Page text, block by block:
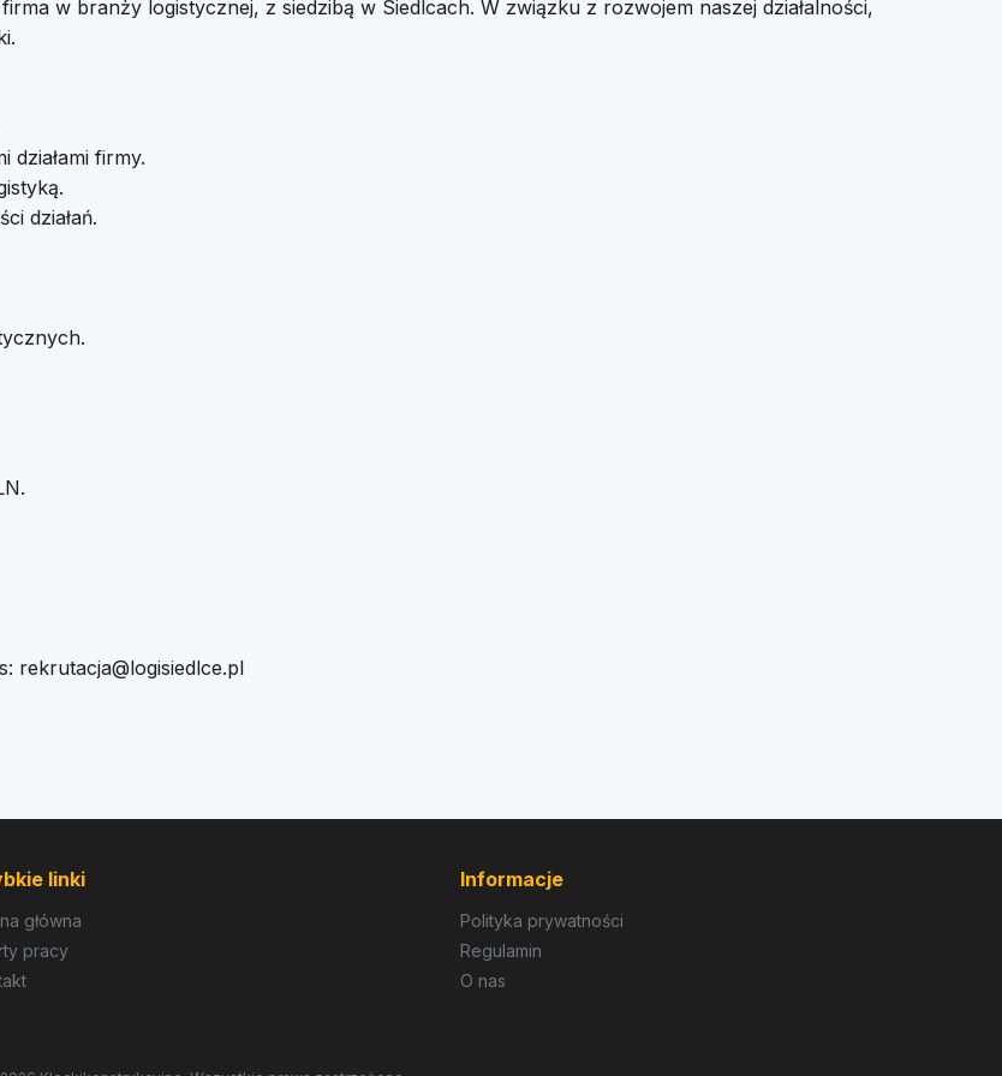
w branży logistycznej, z siedzibą w Siedlcach. W związku z rozwojem naszej działalności,
działami firmy.
działań.
rekrutacja@logisiedlce.pl
linki
główna
pracy
Informacje
Polityka prywatności
Regulamin
O nas